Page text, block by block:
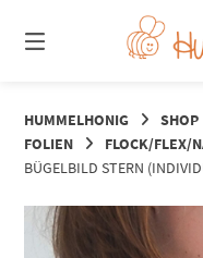
zum
Inhalt
HUMMELHONIG SHOP
FOLIEN
FLOCK/FLEX/
BÜGELBILD STERN